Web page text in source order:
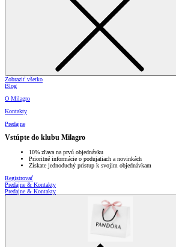
Zobraziť všetko
Blog
O Milagro
Kontakty
Predajne
Vstúpte do klubu Milagro
10% zľava na prvú objednávku
Prioritné informácie o podujatiach a novinkách
Získate jednoduchý prístup k svojim objednávkam
Registrovať
Predajne & Kontakty
Predajne & Kontakty